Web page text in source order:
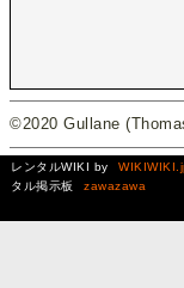
©2020 Gullane
レンタルWIKI by
タル掲示板
zawazawa